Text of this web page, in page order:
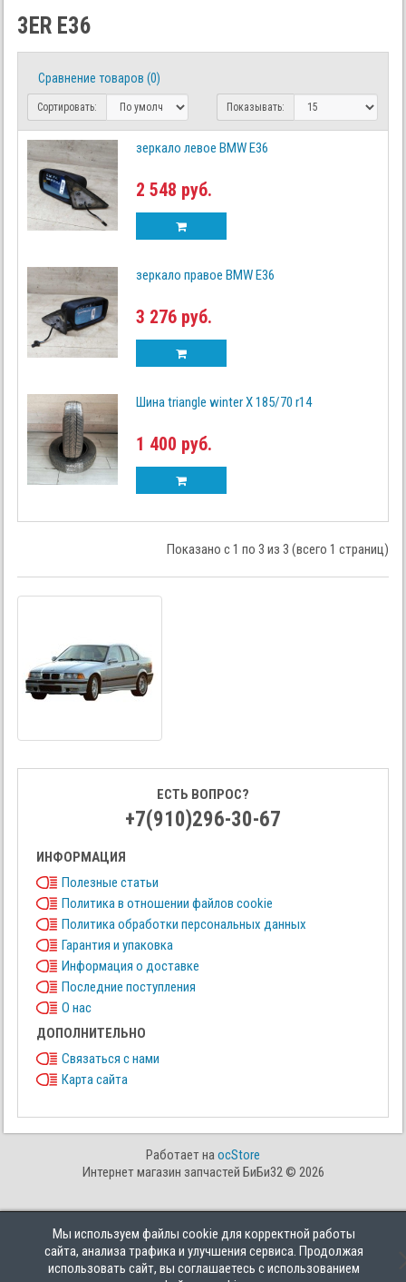
Мы используем файлы cookie для корректной работы
сайта, анализа трафика и улучшения сервиса. Продолжая
использовать сайт, вы соглашаетесь с использованием
3ER E36
Сравнение товаров (0)
Сортировать: Показывать:
зеркало левое BMW E36
2 548 руб.
зеркало правое BMW E36
3 276 руб.
Шина triangle winter X 185/70 r14
1 400 руб.
Показано с 1 по 3 из 3 (всего 1 страниц)
ЕСТЬ ВОПРОС?
+7(910)296-30-67
ИНФОРМАЦИЯ
Полезные статьи
Политика в отношении файлов cookie
Политика обработки персональных данных
Гарантия и упаковка
Информация о доставке
Последние поступления
О нас
ДОПОЛНИТЕЛЬНО
Связаться с нами
Карта сайта
Работает наocStore
Интернет магазин запчастей БиБи32 © 2026